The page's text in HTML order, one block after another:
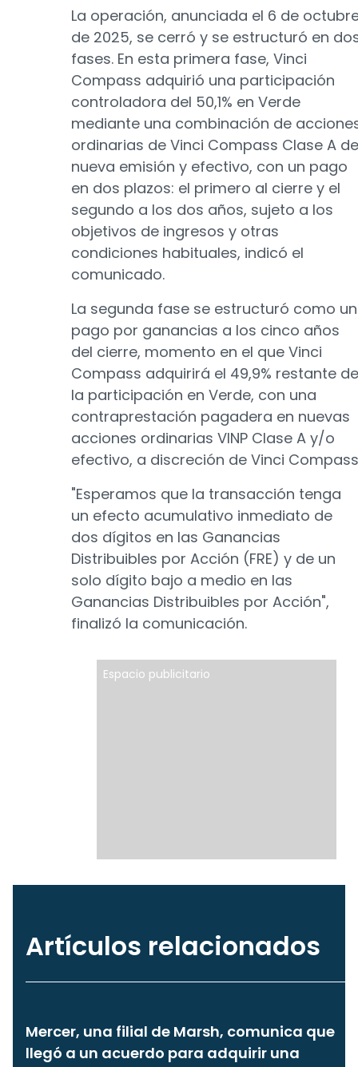
La operación, anunciada el 6 de
de 2025, se cerró y se estructuró en
fases. En esta primera fase, Vinci
Compass adquirió una participación
controladora del 50,1% en Verde
mediante una combinación de
ordinarias de Vinci Compass Clase A de
nueva emisión y efectivo, con un pago
en dos plazos: el primero al cierre y el
segundo a los dos años, sujeto a los
objetivos de ingresos y otras
condiciones habituales, indicó el
comunicado.
La segunda fase se estructuró como un
pago por ganancias a los cinco años
del cierre, momento en el que Vinci
Compass adquirirá el 49,9% restante de
la participación en Verde, con una
contraprestación pagadera en nuevas
acciones ordinarias VINP Clase A y/o
efectivo, a discreción de Vinci
"Esperamos que la transacción tenga
un efecto acumulativo inmediato de
dos dígitos en las Ganancias
Distribuibles por Acción (FRE) y de un
solo dígito bajo a medio en las
Ganancias Distribuibles por Acción",
finalizó la comunicación.
Espacio publicitario
Artículos relacionados
Mercer, una filial de Marsh, comunica que
llegó a un acuerdo para adquirir una